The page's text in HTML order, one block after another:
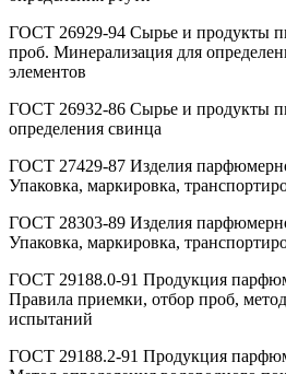
ГОСТ 26929-94 Сырье и продукты
проб. Минерализация для
элементов
ГОСТ 26932-86 Сырье и продукты
определения свинца
ГОСТ 27429-87 Изделия
Упаковка, маркировка,
ГОСТ 28303-89 Изделия
Упаковка, маркировка,
ГОСТ 29188.0-91 Продукция
Правила приемки, отбор проб,
испытаний
ГОСТ 29188.2-91 Продукция